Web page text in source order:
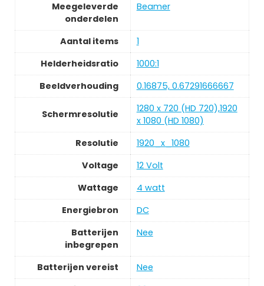
Meegeleverde
onderdelen
‎Beamer
Aantal items
‎1
Helderheidsratio
‎1000:1
Beeldverhouding
‎0.16875, 0.67291666667
Schermresolutie
‎1280 x 720 (HD 720),1920
x 1080 (HD 1080)
Resolutie
‎1920_x_1080
Voltage
‎12 Volt
Wattage
‎4 watt
Energiebron
‎DC
Batterijen
inbegrepen
‎Nee
Batterijen vereist
‎Nee